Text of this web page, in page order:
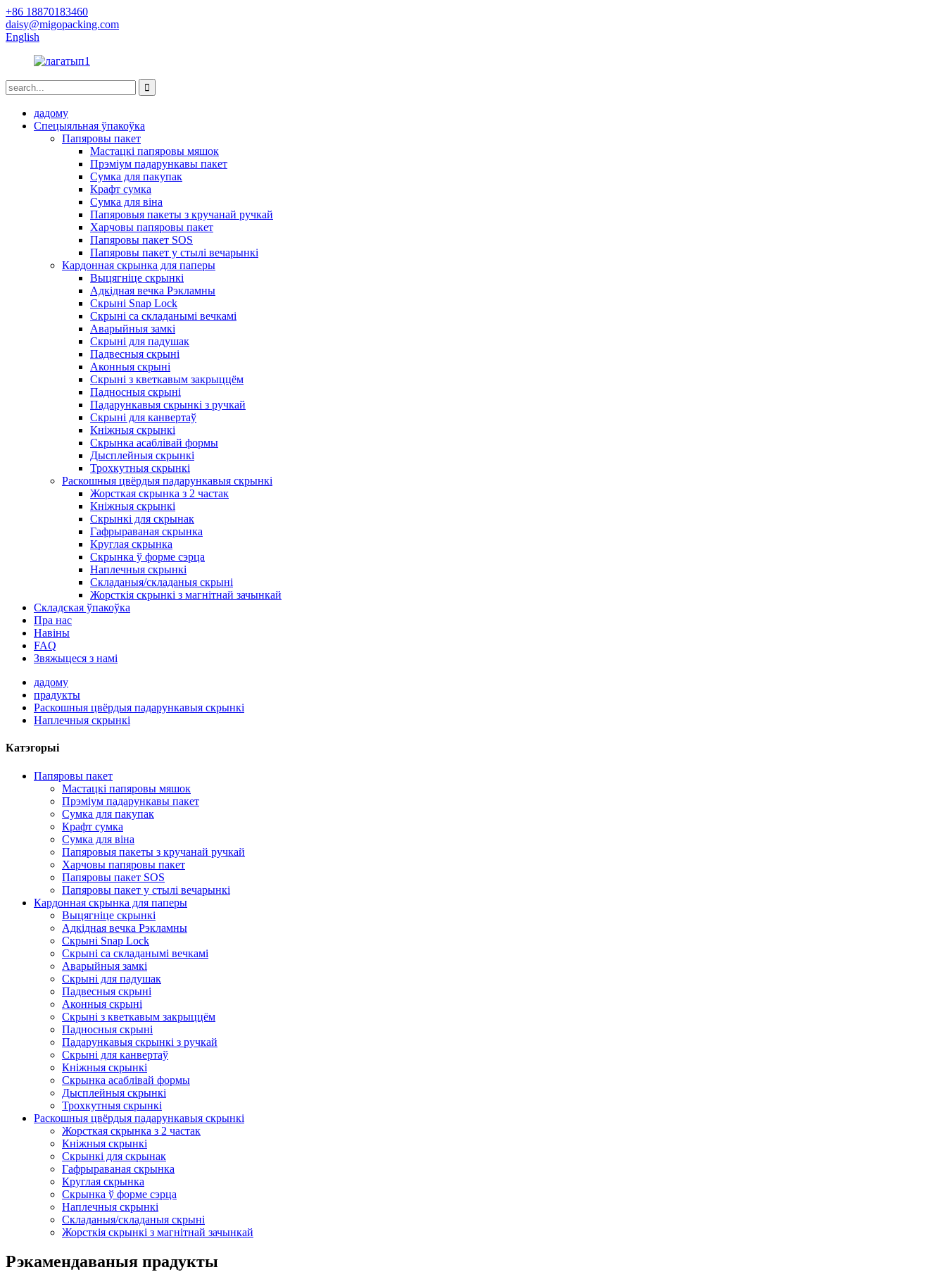
+86 18870183460
daisy@migopacking.com
English
дадому
Спецыяльная ўпакоўка
Папяровы пакет
Мастацкі папяровы мяшок
Прэміум падарункавы пакет
Сумка для пакупак
Крафт сумка
Сумка для віна
Папяровыя пакеты з кручанай ручкай
Харчовы папяровы пакет
Папяровы пакет SOS
Папяровы пакет у стылі вечарынкі
Кардонная скрынка для паперы
Выцягніце скрынкі
Адкідная вечка Рэкламны
Скрыні Snap Lock
Скрыні са складанымі вечкамі
Аварыйныя замкі
Скрыні для падушак
Падвесныя скрыні
Аконныя скрыні
Скрыні з кветкавым закрыццём
Падносныя скрыні
Падарункавыя скрынкі з ручкай
Скрыні для канвертаў
Кніжныя скрынкі
Скрынка асаблівай формы
Дысплейныя скрынкі
Трохкутныя скрынкі
Раскошныя цвёрдыя падарункавыя скрынкі
Жорсткая скрынка з 2 частак
Кніжныя скрынкі
Скрынкі для скрынак
Гафрыраваная скрынка
Круглая скрынка
Скрынка ў форме сэрца
Наплечныя скрынкі
Складаныя/складаныя скрыні
Жорсткія скрынкі з магнітнай зачынкай
Складская ўпакоўка
Пра нас
Навіны
FAQ
Звяжыцеся з намі
дадому
прадукты
Раскошныя цвёрдыя падарункавыя скрынкі
Наплечныя скрынкі
Катэгорыі
Папяровы пакет
Мастацкі папяровы мяшок
Прэміум падарункавы пакет
Сумка для пакупак
Крафт сумка
Сумка для віна
Папяровыя пакеты з кручанай ручкай
Харчовы папяровы пакет
Папяровы пакет SOS
Папяровы пакет у стылі вечарынкі
Кардонная скрынка для паперы
Выцягніце скрынкі
Адкідная вечка Рэкламны
Скрыні Snap Lock
Скрыні са складанымі вечкамі
Аварыйныя замкі
Скрыні для падушак
Падвесныя скрыні
Аконныя скрыні
Скрыні з кветкавым закрыццём
Падносныя скрыні
Падарункавыя скрынкі з ручкай
Скрыні для канвертаў
Кніжныя скрынкі
Скрынка асаблівай формы
Дысплейныя скрынкі
Трохкутныя скрынкі
Раскошныя цвёрдыя падарункавыя скрынкі
Жорсткая скрынка з 2 частак
Кніжныя скрынкі
Скрынкі для скрынак
Гафрыраваная скрынка
Круглая скрынка
Скрынка ў форме сэрца
Наплечныя скрынкі
Складаныя/складаныя скрыні
Жорсткія скрынкі з магнітнай зачынкай
Рэкамендаваныя прадукты